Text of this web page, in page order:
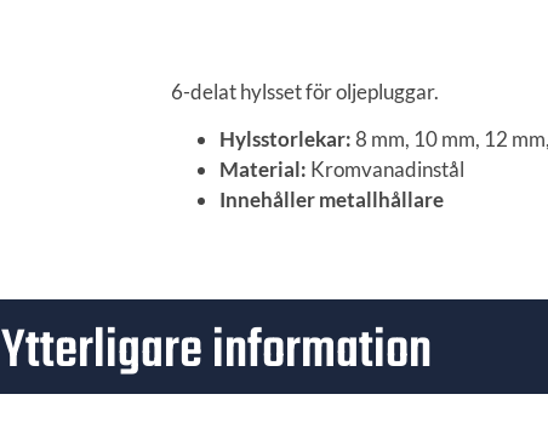
6-delat hylsset för oljepluggar.
Hylsstorlekar:8 mm, 10 mm, 12
Material: Kromvanadinstål
Innehåller metallhållare
Ytterligare information